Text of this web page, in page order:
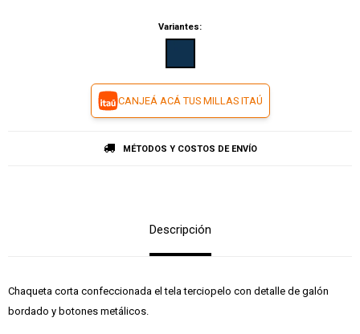
Variantes:
CANJEÁ ACÁ TUS MILLAS ITAÚ
MÉTODOS Y COSTOS DE ENVÍO
Descripción
Chaqueta corta confeccionada el tela terciopelo con detalle de galón
bordado y botones metálicos.